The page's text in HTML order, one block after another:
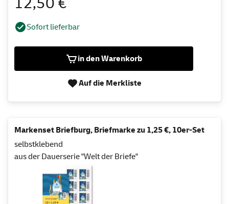
Sofort lieferbar
in den Warenkorb
Auf die Merkliste
Markenset Briefburg, Briefmarke zu 1,25 €, 10er-Set
selbstklebend
aus der Dauerserie "Welt der Briefe"